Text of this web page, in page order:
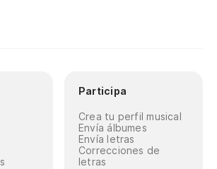
Participa
Crea tu perfil musical
Envía álbumes
Envía letras
Correcciones de
letras